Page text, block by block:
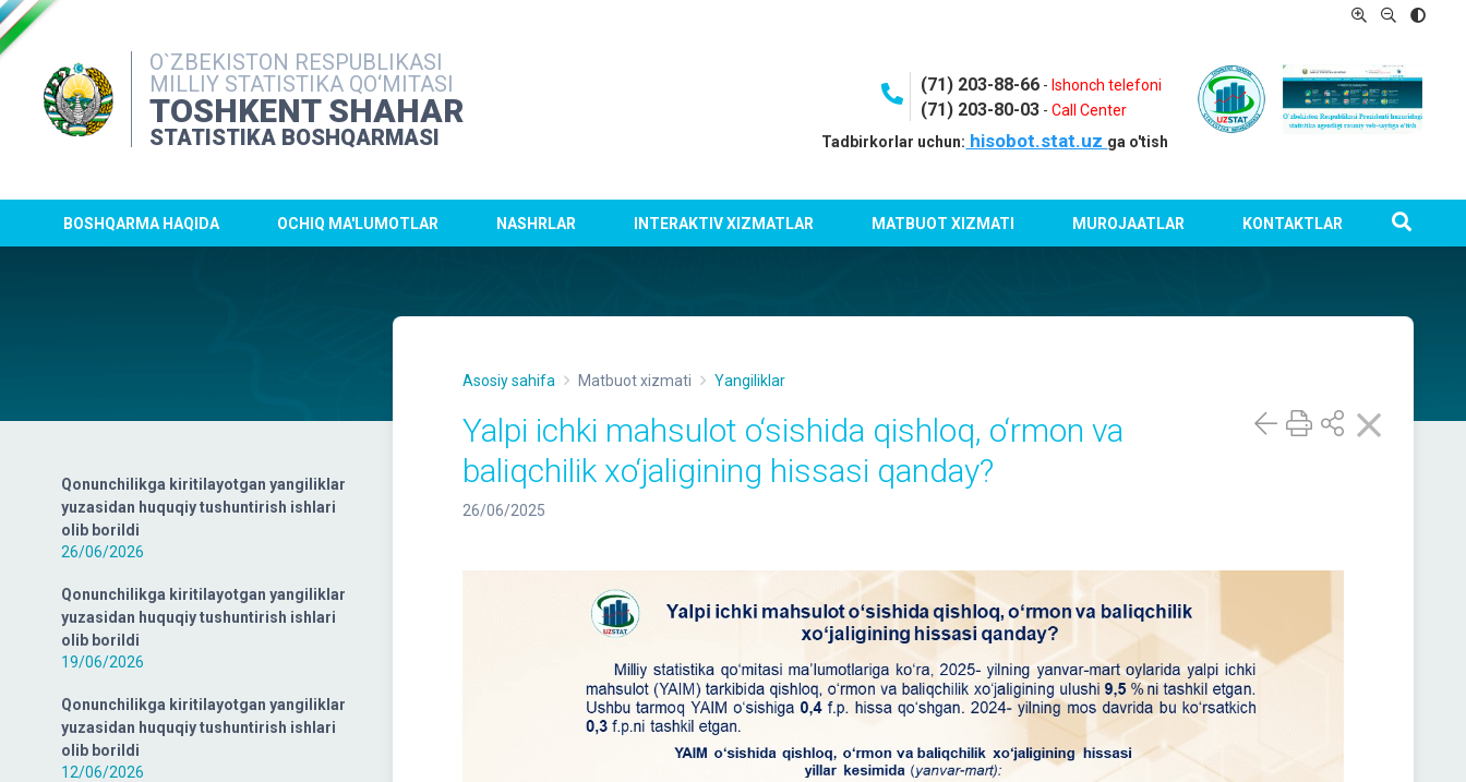
O`ZBEKISTON RESPUBLIKASI
MILLIY STATISTIKA QO‘MITASI
TOSHKENT SHAHAR
STATISTIKA BOSHQARMASI
(71) 203-88-66 - Ishonch telefoni
(71) 203-80-03 -Call Center
Tadbirkorlar uchun: hisobot.stat.uz ga o'tish
BOSHQARMA HAQIDA OCHIQ MA'LUMOTLAR NASHRLAR INTERAKTIV XIZMATLAR MATBUOT XIZMATI MUROJAATLAR KONTAKTLAR
Qonunchilikga kiritilayotgan yangiliklar
yuzasidan huquqiy tushuntirish ishlari
olib borildi
26/06/2026
Qonunchilikga kiritilayotgan yangiliklar
yuzasidan huquqiy tushuntirish ishlari
olib borildi
19/06/2026
Qonunchilikga kiritilayotgan yangiliklar
yuzasidan huquqiy tushuntirish ishlari
olib borildi
12/06/2026
Asosiy sahifa Matbuot xizmati Yangiliklar
Yalpi ichki mahsulot o‘sishida qishloq, o‘rmon va
baliqchilik xo‘jaligining hissasi qanday?
26/06/2025